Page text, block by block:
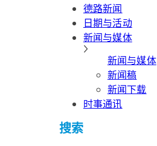
德路新闻
日期与活动
新闻与媒体
新闻与媒体
新闻稿
新闻下载
时事通讯
搜索